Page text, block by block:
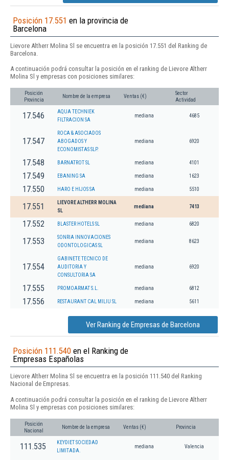
Posición 17.551 en la provincia de
Barcelona
Lievore Altherr Molina Sl se encuentra en la posición 17.551 del Ranking de
Barcelona.
A continuación podrá consultar la posición en el ranking de Lievore Altherr
Molina Sl y empresas con posiciones similares:
Posición
Provincia
Nombre de la empresa Ventas (€)
Sector
Actividad
17.546
AQUA TECHNIEK
FILTRACION SA
mediana 4685
17.547
ROCA & ASOCIADOS
ABOGADOS Y
ECONOMISTAS SLP.
mediana 6920
17.548 BARNATROT SL mediana 4101
17.549 EBANING SA mediana 1623
17.550 HARO E HIJOS SA mediana 5510
17.551
LIEVORE ALTHERR MOLINA
SL
mediana 7413
17.552 BLASTER HOTELS SL mediana 6820
17.553
SONRIA INNOVACIONES
ODONTOLOGICAS SL
mediana 8623
17.554
GABINETE TECNICO DE
AUDITORIA Y
CONSULTORIA SA
mediana 6920
17.555 PROMOARMAT S.L. mediana 6812
17.556 RESTAURANT CAL MILIU SL mediana 5611
Ver Ranking de Empresas de Barcelona
Posición 111.540 en el Ranking de
Empresas Españolas
Lievore Altherr Molina Sl se encuentra en la posición 111.540 del Ranking
Nacional de Empresas.
A continuación podrá consultar la posición en el ranking de Lievore Altherr
Molina Sl y empresas con posiciones similares:
Posición
Nacional
Nombre de la empresa Ventas (€) Provincia
111.535
KEYDIET SOCIEDAD
LIMITADA.
mediana Valencia